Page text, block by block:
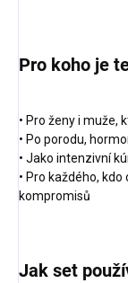
Pro koho je
• Pro ženy i muže,
• Po porodu,
• Jako intenzivní
• Pro každého,
kompromisů
Jak set